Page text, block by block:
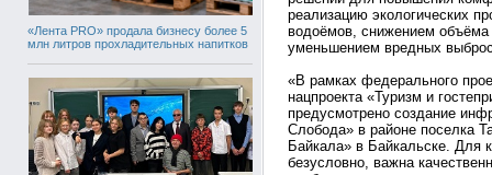
«Лента PRO» продала бизнесу более 5
млн литров прохладительных напитков
реализацию экологических
водоёмов, снижением
уменьшением вредных
«В рамках федерального
нацпроекта «Туризм и
предусмотрено создание
Слобода» в районе поселка
Байкала» в Байкальске. Для
безусловно, важна